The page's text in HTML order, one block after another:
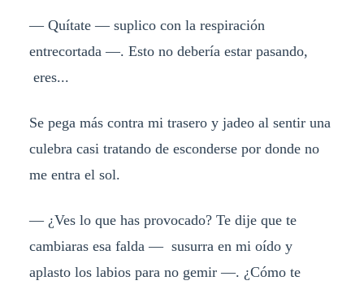
— Quítate — suplico con la respiración
entrecortada —. Esto no debería estar pasando,
eres...
Se pega más contra mi trasero y jadeo al sentir una
culebra casi tratando de esconderse por donde no
me entra el sol.
— ¿Ves lo que has provocado? Te dije que te
cambiaras esa falda — susurra en mi oído y
aplasto los labios para no gemir —. ¿Cómo te